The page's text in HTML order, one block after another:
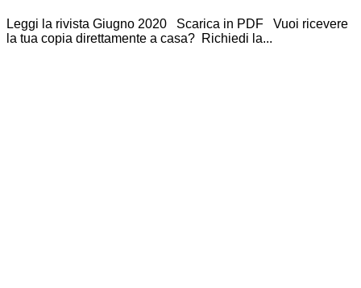
Leggi la rivista Giugno 2020 Scarica in PDF Vuoi ricevere
la tua copia direttamente a casa? Richiedi la...